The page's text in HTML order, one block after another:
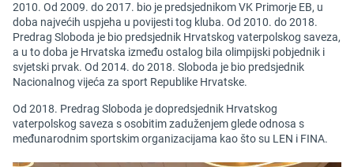
2010. Od 2009. do 2017. bio je predsjednikom VK Primorje EB, u
doba najvećih uspjeha u povijesti tog kluba. Od 2010. do 2018.
Predrag Sloboda je bio predsjednik Hrvatskog vaterpolskog saveza,
a u to doba je Hrvatska između ostalog bila olimpijski pobjednik i
svjetski prvak. Od 2014. do 2018. Sloboda je bio predsjednik
Nacionalnog vijeća za sport Republike Hrvatske.
Od 2018. Predrag Sloboda je dopredsjednik Hrvatskog
vaterpolskog saveza s osobitim zaduženjem glede odnosa s
međunarodnim sportskim organizacijama kao što su LEN i FINA.